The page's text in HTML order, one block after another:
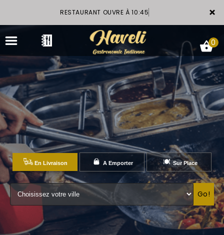
×
RESTAURANT OUVRE À 10:45
ACCUEIL
LA CARTE
VOTRE COMPTE
GALERIE
RÉSERVATION
NOTRE RESTAURANT
0
En Livraison A Emporter Sur Place
Go!